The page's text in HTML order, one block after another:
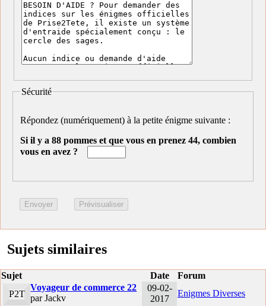
Sécurité
Répondez (numériquement) à la petite énigme suivante :
Si il y a 88 pommes et que vous en prenez 44, combien
vous en avez ?
Sujets similaires
Sujet Date
Forum
P2T
Voyageur de commerce 22
par Jackv
09-02-
2017
Enigmes Diverses